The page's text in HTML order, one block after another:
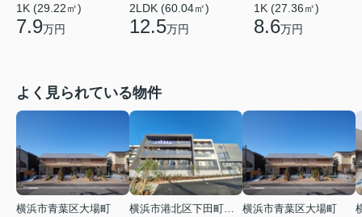
1K (29.22㎡)
7.9万円
2LDK (60.04㎡)
12.5万円
1K (27.36㎡)
8.6万円
よく見られている物件
横浜市青葉区大場町
横浜市港北区下田町２丁目
横浜市青葉区大場町